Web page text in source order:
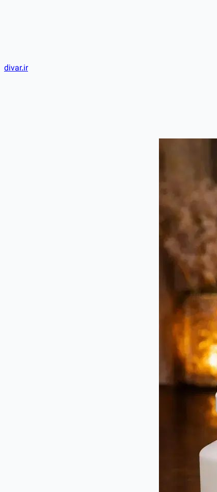
divar.ir